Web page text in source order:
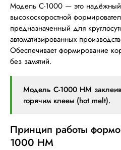
Модель C-1000 — это
высокоскоростной
предназначенный для
автоматизированных
Обеспечивает формирование
без замятий.
Модель C-1000 HM
горячим клеем (hot melt).
Принцип работы
1000 HM